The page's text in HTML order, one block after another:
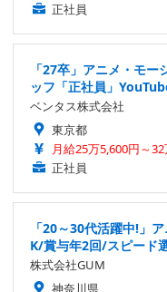
正社員
「27卒」アニメ・モ
ッフ「正社員」
ベンタス株式会社
東京都
月給25万5,600円～
正社員
「20～30代活躍中!」
K/賞与年2回/スピード
株式会社GUM
神奈川県